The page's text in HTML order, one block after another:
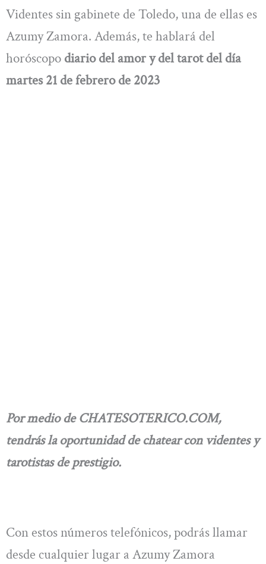
Videntes sin gabinete de Toledo, una de ellas es
Azumy Zamora. Además, te hablará del
horóscopo diario del amor y del tarot del día
martes 21 de febrero de 2023
Por medio de CHATESOTERICO.COM,
tendrás la oportunidad de chatear con videntes y
tarotistas de prestigio.
Con estos números telefónicos, podrás llamar
desde cualquier lugar a Azumy Zamora